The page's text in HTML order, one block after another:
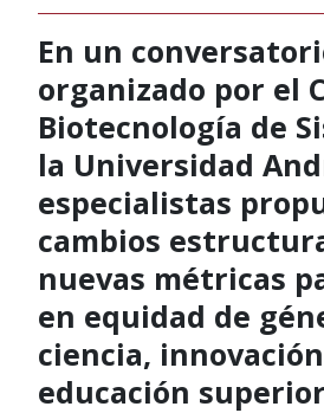
En un
organizado por el
Biotecnología de
la Universidad
especialistas
cambios
nuevas métricas
en equidad de
ciencia,
educación